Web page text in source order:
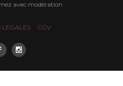
avec modération
LEGALES CGV